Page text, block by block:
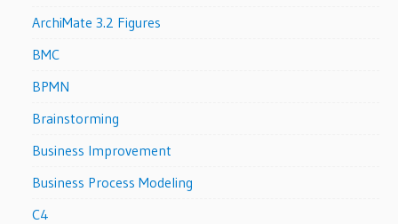
ArchiMate 3.2 Figures
BMC
BPMN
Brainstorming
Business Improvement
Business Process Modeling
C4